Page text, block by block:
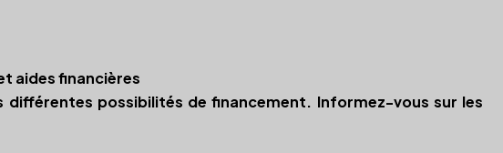
aides financières
possibilités de financement. Informez-vous sur les